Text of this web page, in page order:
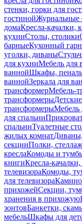
стенки, горки для
гостинойЖурнальные
домаКресла-качалки,
кухниСтолы, столики
барныеКухонный
уголки, диваны
для кухниМебель для
ваннойШкафы,
ваннойЗеркала для
трансформерМебель-
трансформеры
трансформерыМебель
для спальни
спальниТуалетные
жилых комнат
секцииПолки,
креслаКомоды и
книгиКресла-
телевизораКомоды,
для телевизора
прихожейСекции,
хранения в прихожую
зонтовБанкетки,
мебельШкафы для